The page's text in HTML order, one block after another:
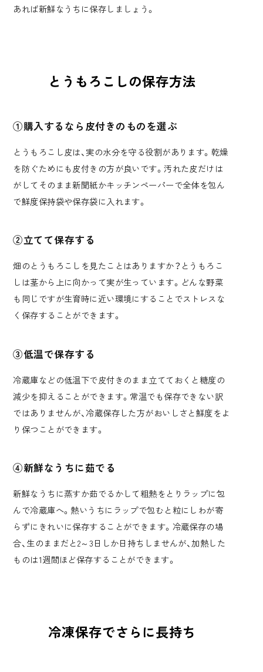
あれば新鮮なうちに保存しましょう。
とうもろこしの保存方法
①購入するなら皮付きのものを選ぶ
とうもろこし皮は、実の水分を守る役割があります。乾燥
を防ぐためにも皮付きの方が良いです。汚れた皮だけは
がしてそのまま新聞紙かキッチンペーパーで全体を包ん
で鮮度保持袋や保存袋に入れます。
②立てて保存する
畑のとうもろこしを見たことはありますか？とうもろこ
しは茎から上に向かって実が生っています。どんな野菜
も同じですが生育時に近い環境にすることでストレスな
く保存することができます。
③低温で保存する
冷蔵庫などの低温下で皮付きのまま立てておくと糖度の
減少を抑えることができます。常温でも保存できない訳
ではありませんが、冷蔵保存した方がおいしさと鮮度をよ
り保つことができます。
④新鮮なうちに茹でる
新鮮なうちに蒸すか茹でるかして粗熱をとりラップに包
んで冷蔵庫へ。熱いうちにラップで包むと粒にしわが寄
らずにきれいに保存することができます。冷蔵保存の場
合、生のままだと2～3日しか日持ちしませんが、加熱した
ものは1週間ほど保存することができます。
冷凍保存でさらに長持ち